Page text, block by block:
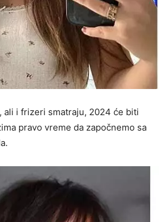
ali i frizeri smatraju, 2024 će biti
pravo vreme da započnemo sa